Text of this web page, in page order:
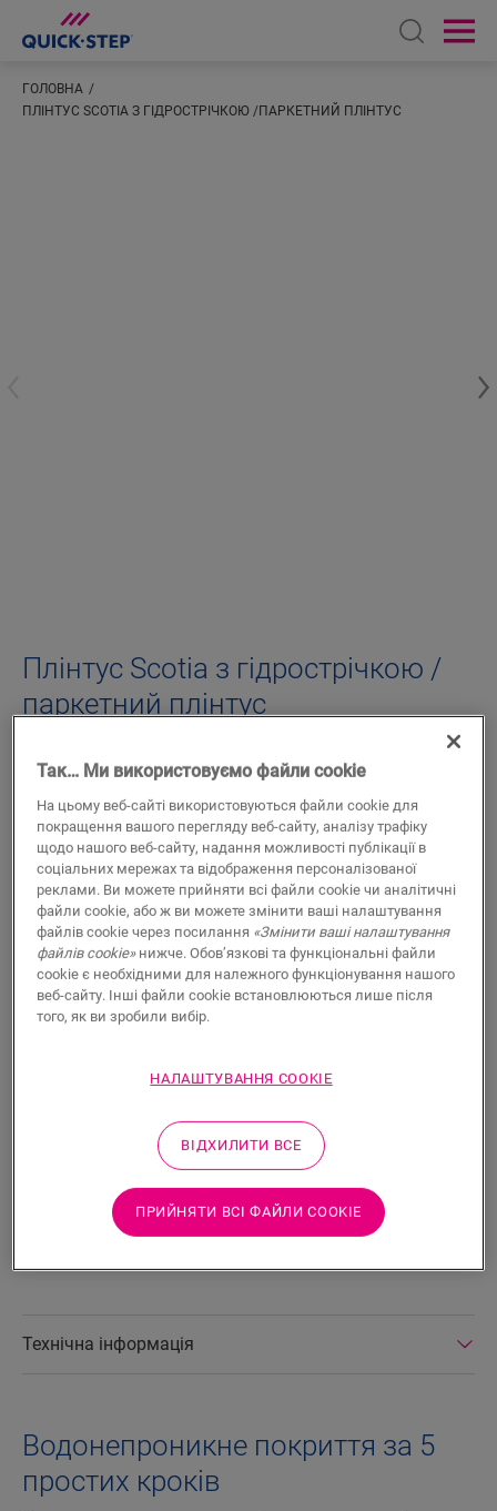
Open
ГОЛОВНА
ПЛІНТУС SCOTIA З ГІДРОСТРІЧКОЮ /ПАРКЕТНИЙ ПЛІНТУС
Плінтус Scotia з гідрострічкою /
паркетний плінтус
ПАРКЕТНОГО ПЛІНТУСА 14X77
NEHSTRIPSCOTPSK15
Красива обробка
Для ламінатної підлоги
У поєднанні з плінтусами
Водонепроникний монтаж
Легке укладання
Характеристики продукту
Прозора стрічка у рулоні для водонепроникної кінцевої
обробки плінтуса Scotia та паркетного плінтуса. Зі
стрічкою легше працювати, вона залишає менше бруду,
ніж силікон, і забезпечує акуратний і рівномірний
Технічна інформація
Водонепроникне покриття за 5
простих кроків
Так… Ми використовуємо файли cookie
На цьому веб-сайті використовуються файли cookie для
покращення вашого перегляду веб-сайту, аналізу трафіку
щодо нашого веб-сайту, надання можливості публікації в
соціальних мережах та відображення персоналізованої
реклами. Ви можете прийняти всі файли cookie чи аналітичні
файли cookie, або ж ви можете змінити ваші налаштування
файлів cookie через посилання «Змінити ваші налаштування
файлів cookie»нижче. Обов’язкові та функціональні файли
cookie є необхідними для належного функціонування нашого
веб-сайту. Інші файли cookie встановлюються лише після
того, як ви зробили вибір.
НАЛАШТУВАННЯ COOKIE
ВІДХИЛИТИ ВСЕ
ПРИЙНЯТИ ВСІ ФАЙЛИ СOOKIE